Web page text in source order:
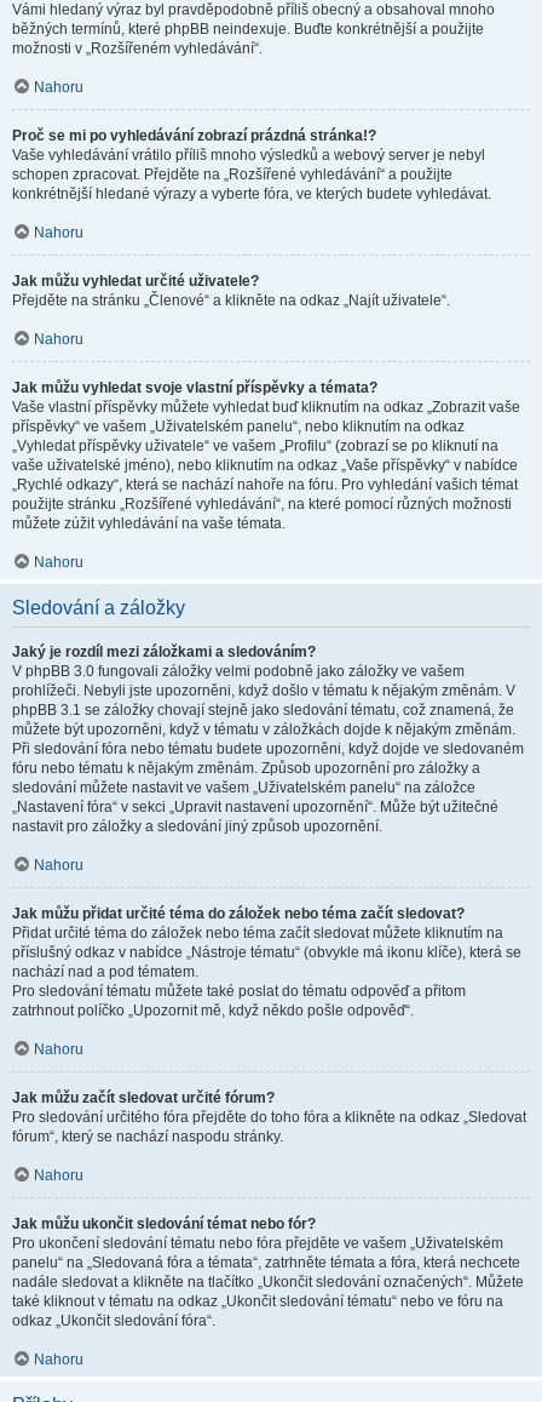
Vámi hledaný výraz byl pravděpodobně příliš obecný a obsahoval mnoho
běžných termínů, které phpBB neindexuje. Buďte konkrétnější a použijte
možnosti v „Rozšířeném vyhledávání“.
Nahoru
Proč se mi po vyhledávání zobrazí prázdná stránka!?
Vaše vyhledávání vrátilo příliš mnoho výsledků a webový server je nebyl
schopen zpracovat. Přejděte na „Rozšířené vyhledávání“ a použijte
konkrétnější hledané výrazy a vyberte fóra, ve kterých budete vyhledávat.
Nahoru
Jak můžu vyhledat určité uživatele?
Přejděte na stránku „Členové“ a klikněte na odkaz „Najít uživatele“.
Nahoru
Jak můžu vyhledat svoje vlastní příspěvky a témata?
Vaše vlastní příspěvky můžete vyhledat buď kliknutím na odkaz „Zobrazit vaše
příspěvky“ ve vašem „Uživatelském panelu“, nebo kliknutím na odkaz
„Vyhledat příspěvky uživatele“ ve vašem „Profilu“ (zobrazí se po kliknutí na
vaše uživatelské jméno), nebo kliknutím na odkaz „Vaše příspěvky“ v nabídce
„Rychlé odkazy“, která se nachází nahoře na fóru. Pro vyhledání vašich témat
použijte stránku „Rozšířené vyhledávání“, na které pomocí různých možnosti
můžete zúžit vyhledávání na vaše témata.
Nahoru
Sledování a záložky
Jaký je rozdíl mezi záložkami a sledováním?
V phpBB 3.0 fungovali záložky velmi podobně jako záložky ve vašem
prohlížeči. Nebyli jste upozorněni, když došlo v tématu k nějakým změnám. V
phpBB 3.1 se záložky chovají stejně jako sledování tématu, což znamená, že
můžete být upozorněni, když v tématu v záložkách dojde k nějakým změnám.
Při sledování fóra nebo tématu budete upozorněni, když dojde ve sledovaném
fóru nebo tématu k nějakým změnám. Způsob upozornění pro záložky a
sledování můžete nastavit ve vašem „Uživatelském panelu“ na záložce
„Nastavení fóra“ v sekci „Upravit nastavení upozornění“. Může být užitečné
nastavit pro záložky a sledování jiný způsob upozornění.
Nahoru
Jak můžu přidat určité téma do záložek nebo téma začít sledovat?
Přidat určité téma do záložek nebo téma začít sledovat můžete kliknutím na
příslušný odkaz v nabídce „Nástroje tématu“ (obvykle má ikonu klíče), která se
nachází nad a pod tématem.
Pro sledování tématu můžete také poslat do tématu odpověď a přitom
zatrhnout políčko „Upozornit mě, když někdo pošle odpověď“.
Nahoru
Jak můžu začít sledovat určité fórum?
Pro sledování určitého fóra přejděte do toho fóra a klikněte na odkaz „Sledovat
fórum“, který se nachází naspodu stránky.
Nahoru
Jak můžu ukončit sledování témat nebo fór?
Pro ukončení sledování tématu nebo fóra přejděte ve vašem „Uživatelském
panelu“ na „Sledovaná fóra a témata“, zatrhněte témata a fóra, která nechcete
nadále sledovat a klikněte na tlačítko „Ukončit sledování označených“. Můžete
také kliknout v tématu na odkaz „Ukončit sledování tématu“ nebo ve fóru na
odkaz „Ukončit sledování fóra“.
Nahoru